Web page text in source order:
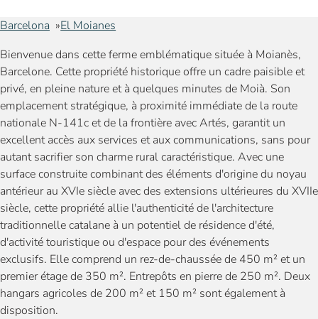
Barcelona
El Moianes
Bienvenue dans cette ferme emblématique située à Moianès,
Barcelone. Cette propriété historique offre un cadre paisible et
privé, en pleine nature et à quelques minutes de Moià. Son
emplacement stratégique, à proximité immédiate de la route
nationale N-141c et de la frontière avec Artés, garantit un
excellent accès aux services et aux communications, sans pour
autant sacrifier son charme rural caractéristique. Avec une
surface construite combinant des éléments d'origine du noyau
antérieur au XVIe siècle avec des extensions ultérieures du XVIIe
siècle, cette propriété allie l'authenticité de l'architecture
traditionnelle catalane à un potentiel de résidence d'été,
d'activité touristique ou d'espace pour des événements
exclusifs. Elle comprend un rez-de-chaussée de 450 m² et un
premier étage de 350 m². Entrepôts en pierre de 250 m². Deux
hangars agricoles de 200 m² et 150 m² sont également à
disposition.